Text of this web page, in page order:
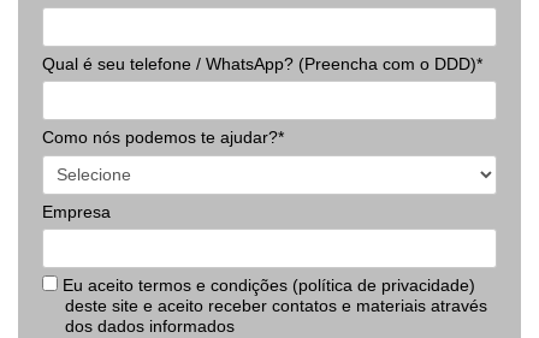
Qual é seu telefone / WhatsApp? (Preencha com o DDD)*
Como nós podemos te ajudar?*
Empresa
Eu aceito termos e condições (política de privacidade)
deste site e aceito receber contatos e materiais através
dos dados informados